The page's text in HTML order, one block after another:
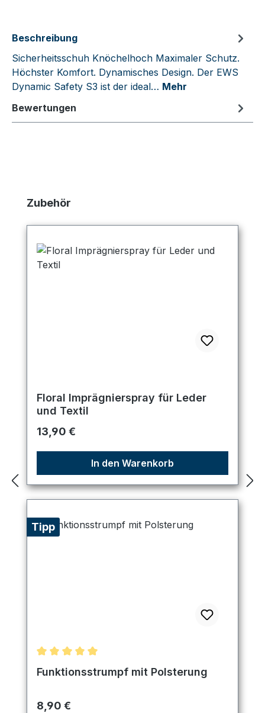
Beschreibung
Sicherheitsschuh Knöchelhoch Maximaler Schutz.
Höchster Komfort. Dynamisches Design. Der EWS
Dynamic Safety S3 ist der ideal… Mehr
Bewertungen
Produktgalerie überspringen
Zubehör
Floral Imprägnierspray für Leder
und Textil
Regulärer Preis:
13,90 €
In den Warenkorb
Tipp
Durchschnittliche Bewertung von 5 von 5 Sternen
Funktionsstrumpf mit Polsterung
Regulärer Preis:
8,90 €